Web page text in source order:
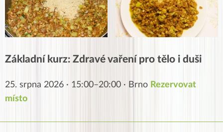
Základní kurz: Zdravé vaření pro tělo i duši
25. srpna 2026 · 15:00–20:00 · Brno Rezervovat
místo